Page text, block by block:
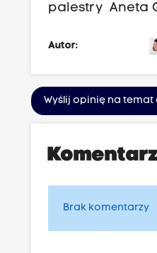
palestry Aneta
Autor:
Wyślij opinię na temat
Brak komentarzy